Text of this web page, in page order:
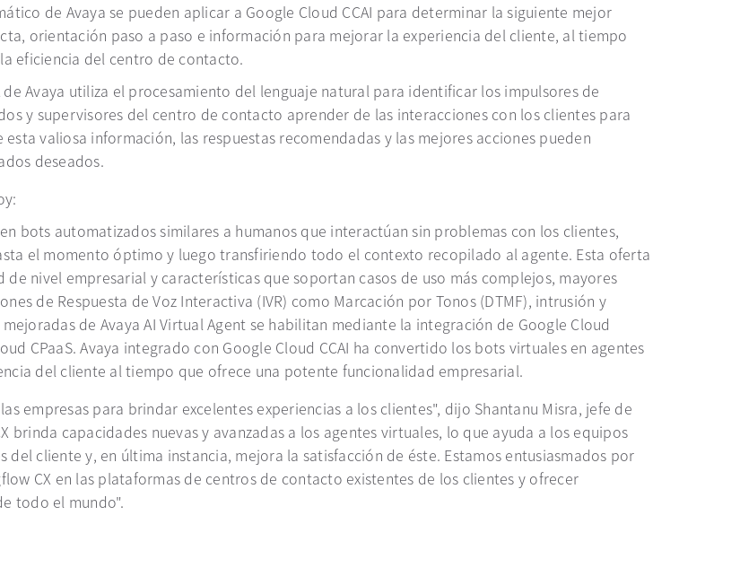
de Avaya se pueden aplicar a Google Cloud CCAI para determinar la siguiente mejor
orientación paso a paso e información para mejorar la experiencia del cliente, al tiempo
eficiencia del centro de contacto.
Avaya utiliza el procesamiento del lenguaje natural para identificar los impulsores de
y supervisores del centro de contacto aprender de las interacciones con los clientes para
valiosa información, las respuestas recomendadas y las mejores acciones pueden
deseados.
bots automatizados similares a humanos que interactúan sin problemas con los clientes,
el momento óptimo y luego transfiriendo todo el contexto recopilado al agente. Esta oferta
nivel empresarial y características que soportan casos de uso más complejos, mayores
de Respuesta de Voz Interactiva (IVR) como Marcación por Tonos (DTMF), intrusión y
de Avaya AI Virtual Agent se habilitan mediante la integración de Google Cloud
CPaaS. Avaya integrado con Google Cloud CCAI ha convertido los bots virtuales en agentes
del cliente al tiempo que ofrece una potente funcionalidad empresarial.
empresas para brindar excelentes experiencias a los clientes", dijo Shantanu Misra, jefe de
capacidades nuevas y avanzadas a los agentes virtuales, lo que ayuda a los equipos
cliente y, en última instancia, mejora la satisfacción de éste. Estamos entusiasmados por
CX en las plataformas de centros de contacto existentes de los clientes y ofrecer
todo el mundo".